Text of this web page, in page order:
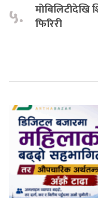
५.
मोबिलिटीदेखि
फिरिरी